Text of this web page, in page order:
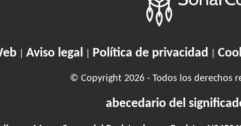
| Aviso legal Política de privacidad
© Copyright 2026 - Todos los derechos
abecedario del